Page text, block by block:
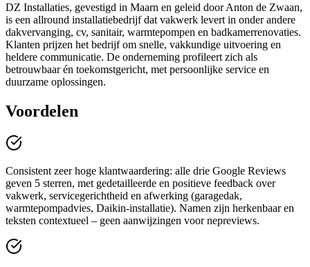
DZ Installaties, gevestigd in Maarn en geleid door Anton de Zwaan,
is een allround installatiebedrijf dat vakwerk levert in onder andere
dakvervanging, cv, sanitair, warmtepompen en badkamerrenovaties.
Klanten prijzen het bedrijf om snelle, vakkundige uitvoering en
heldere communicatie. De onderneming profileert zich als
betrouwbaar én toekomstgericht, met persoonlijke service en
duurzame oplossingen.
Voordelen
Consistent zeer hoge klantwaardering: alle drie Google Reviews
geven 5 sterren, met gedetailleerde en positieve feedback over
vakwerk, servicegerichtheid en afwerking (garagedak,
warmtepompadvies, Daikin-installatie). Namen zijn herkenbaar en
teksten contextueel – geen aanwijzingen voor nepreviews.